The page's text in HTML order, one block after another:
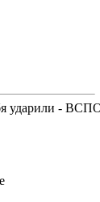
ударили -